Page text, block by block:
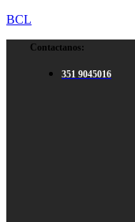
BCL
Contactanos:
351 9045016